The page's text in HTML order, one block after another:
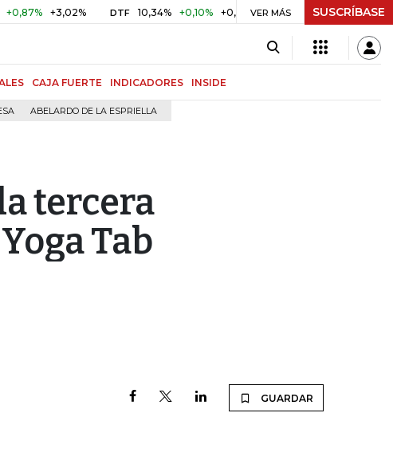
+3,02% DTF 10,34% +0,10% +0,98% UVR $ 416,96 +$ 0,05 +0,01%
VER MÁS SUSCRÍBASE
CAJA FUERTE INDICADORES INSIDE
ABELARDO DE LA ESPRIELLA
tercera
Tab
GUARDAR